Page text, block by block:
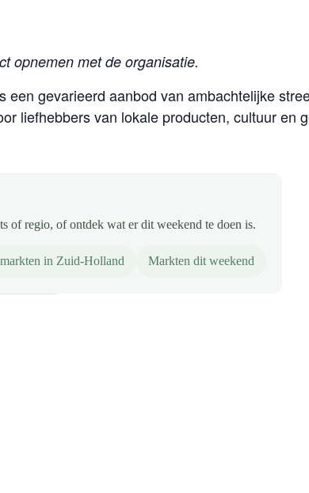
opnemen met de organisatie.
gevarieerd aanbod van ambachtelijke
liefhebbers van lokale producten, cultuur en
of regio, of ontdek wat er dit weekend te doen is.
in Zuid-Holland Markten dit weekend